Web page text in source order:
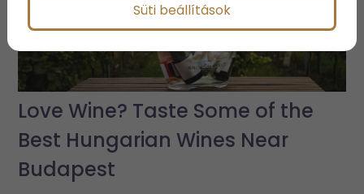
Love Wine? Taste Some of the
Best Hungarian Wines Near
Budapest
Süti beállítások